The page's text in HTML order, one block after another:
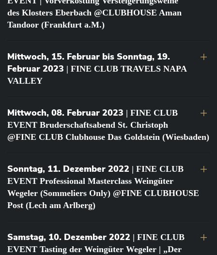
des Klosters Eberbach @CLUBHOUSE Aman
Tandoor (Frankfurt a.M.)
Mittwoch, 15. Februar bis Sonntag, 19.
Februar 2023 | FINE CLUB TRAVELS NAPA
VALLEY
Mittwoch, 08. Februar 2023 | FINE CLUB
EVENT Bruderschaftsabend St. Christoph
@FINE CLUB Clubhouse Das Goldstein (Wiesbaden)
Sonntag, 11. Dezember 2022 | FINE CLUB
EVENT Professional Masterclass Weingüter
Wegeler (Sommeliers Only) @FINE CLUBHOUSE
Post (Lech am Arlberg)
Samstag, 10. Dezember 2022 | FINE CLUB
EVENT Tasting der Weingüter Wegeler | „Der